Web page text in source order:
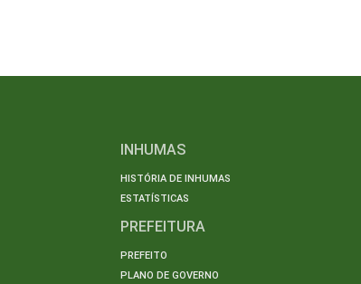
INHUMAS
HISTÓRIA DE INHUMAS
ESTATÍSTICAS
PREFEITURA
PREFEITO
PLANO DE GOVERNO